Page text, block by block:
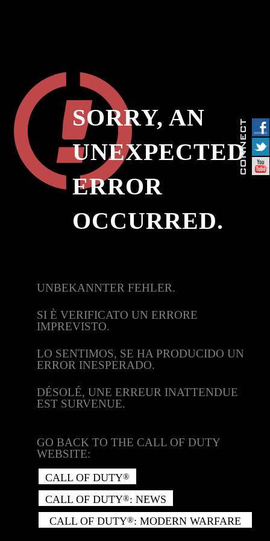
SORRY, AN
UNEXPECTED
ERROR
OCCURRED.
UNBEKANNTER FEHLER.
SI È VERIFICATO UN ERRORE
IMPREVISTO.
LO SENTIMOS, SE HA PRODUCIDO UN
ERROR INESPERADO.
DÉSOLÉ, UNE ERREUR INATTENDUE
EST SURVENUE.
GO BACK TO THE CALL OF DUTY
WEBSITE:
CALL OF DUTY®
CALL OF DUTY®: NEWS
CALL OF DUTY®: MODERN WARFARE